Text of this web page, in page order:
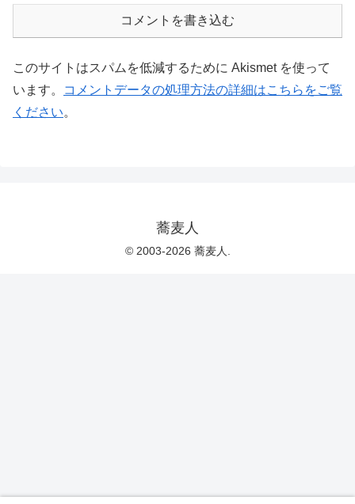
コメントを書き込む
このサイトはスパムを低減するために Akismet を使って
います。
コメントデータの処理方法の詳細はこちらをご覧
ください。
蕎麦人
© 2003-2026 蕎麦人.